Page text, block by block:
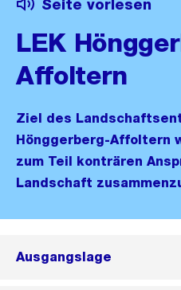
Seite vorlesen
LEK
Affoltern
Ziel des
Hönggerberg-Affoltern
zum Teil konträren
Landschaft
Ausgangslage